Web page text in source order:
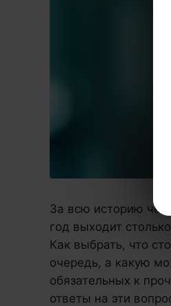
За всю историю
год выходит
Как выбрать, что
очередь, а какую
обязательных к
ответы на эти